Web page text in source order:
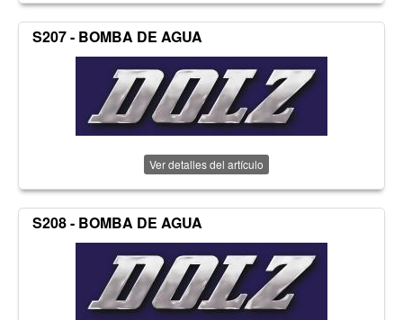
S207 - BOMBA DE AGUA
Ver detalles del artículo
S208 - BOMBA DE AGUA